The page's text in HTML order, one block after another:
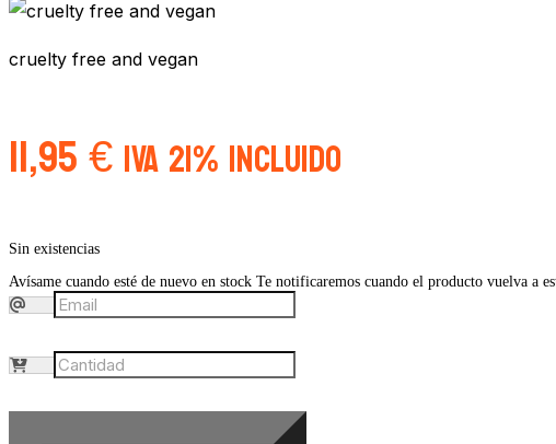
cruelty free and vegan
11,95€IVA 21% Incluido
Sin existencias
Avísame cuando esté de nuevo en stock Te notificaremos cuando el producto vuelva a